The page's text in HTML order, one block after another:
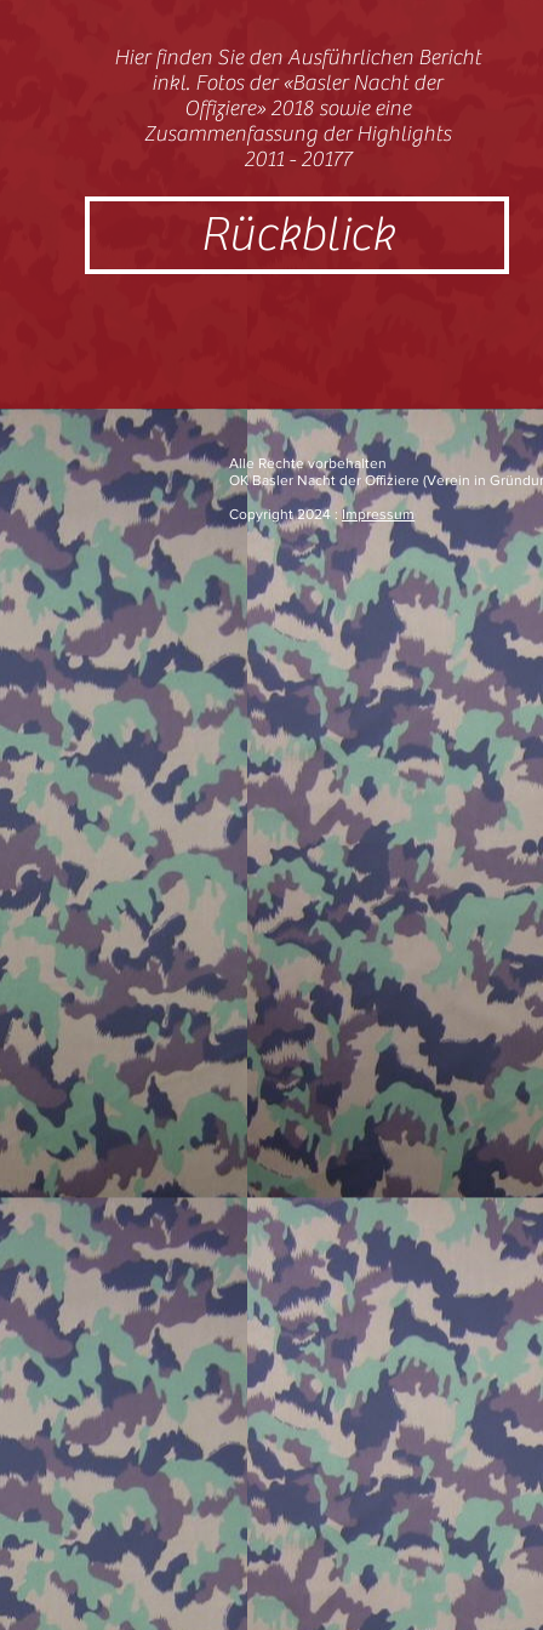
Hier finden Sie den Ausführlichen Bericht
inkl. Fotos der «Basler Nacht der
Offiziere» 2018 sowie eine
Zusammenfassung der Highlights
2011 - 20177
Rückblick
Alle Rechte vorbehalten
OK Basler Nacht der Offiziere (Verein in
Copyright 2024 : Impressum